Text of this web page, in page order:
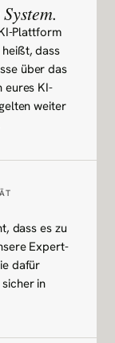
Plattform
dass
über das
eures KI-
weiter
dass es zu
Expert-
dafür
in